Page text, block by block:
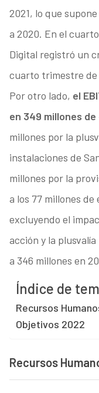
2021, lo que
a 2020. En el
Digital registró un
cuarto trimestre de
Por otro lado, el
en 349 millones de
millones por la
instalaciones de
millones por la
a los 77 millones de
excluyendo el
acción y la
a 346 millones en
Índice de
Recursos
Objetivos 2022
Recursos